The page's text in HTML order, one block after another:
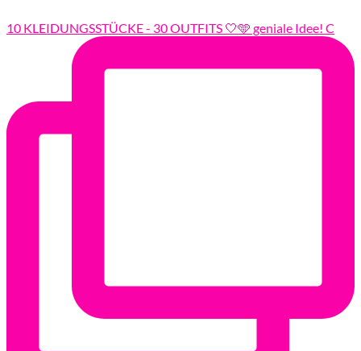
10 KLEIDUNGSSTÜCKE - 30 OUTFITS 🤍🩵 geniale Idee! C